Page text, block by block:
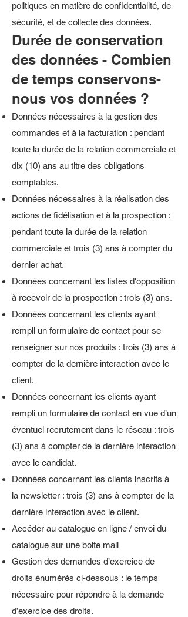
politiques en matière de confidentialité, de
sécurité, et de collecte des données.
Durée de conservation
des données - Combien
de temps conservons-
nous vos données ?
Données nécessaires à la gestion des
commandes et à la facturation : pendant
toute la durée de la relation commerciale et
dix (10) ans au titre des obligations
comptables.
Données nécessaires à la réalisation des
actions de fidélisation et à la prospection :
pendant toute la durée de la relation
commerciale et trois (3) ans à compter du
dernier achat.
Données concernant les listes d'opposition
à recevoir de la prospection : trois (3) ans.
Données concernant les clients ayant
rempli un formulaire de contact pour se
renseigner sur nos produits : trois (3) ans à
compter de la dernière interaction avec le
client.
Données concernant les clients ayant
rempli un formulaire de contact en vue d’un
éventuel recrutement dans le réseau : trois
(3) ans à compter de la dernière interaction
avec le candidat.
Données concernant les clients inscrits à
la newsletter : trois (3) ans à compter de la
dernière interaction avec le client.
Accéder au catalogue en ligne / envoi du
catalogue sur une boite mail
Gestion des demandes d’exercice de
droits énumérés ci-dessous : le temps
nécessaire pour répondre à la demande
d’exercice des droits.